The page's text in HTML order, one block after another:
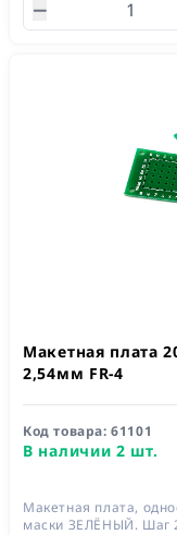
Макетная плата
2,54мм FR-4
Код товара:61101
В наличии 2 шт.
Макетная плата,
маски ЗЕЛЁНЫЙ. Шаг